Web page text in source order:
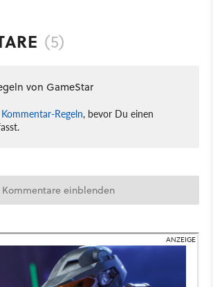
(5)
von GameStar
Kommentar-Regeln, bevor Du einen
Kommentare einblenden